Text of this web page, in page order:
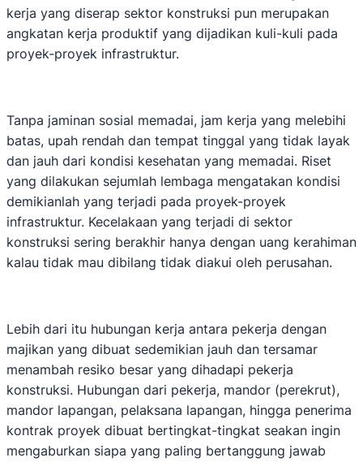
kerja yang diserap sektor konstruksi pun merupakan
angkatan kerja produktif yang dijadikan kuli-kuli pada
proyek-proyek infrastruktur.
Tanpa jaminan sosial memadai, jam kerja yang melebihi
batas, upah rendah dan tempat tinggal yang tidak layak
dan jauh dari kondisi kesehatan yang memadai. Riset
yang dilakukan sejumlah lembaga mengatakan kondisi
demikianlah yang terjadi pada proyek-proyek
infrastruktur. Kecelakaan yang terjadi di sektor
konstruksi sering berakhir hanya dengan uang kerahiman
kalau tidak mau dibilang tidak diakui oleh perusahan.
Lebih dari itu hubungan kerja antara pekerja dengan
majikan yang dibuat sedemikian jauh dan tersamar
menambah resiko besar yang dihadapi pekerja
konstruksi. Hubungan dari pekerja, mandor (perekrut),
mandor lapangan, pelaksana lapangan, hingga penerima
kontrak proyek dibuat bertingkat-tingkat seakan ingin
mengaburkan siapa yang paling bertanggung jawab